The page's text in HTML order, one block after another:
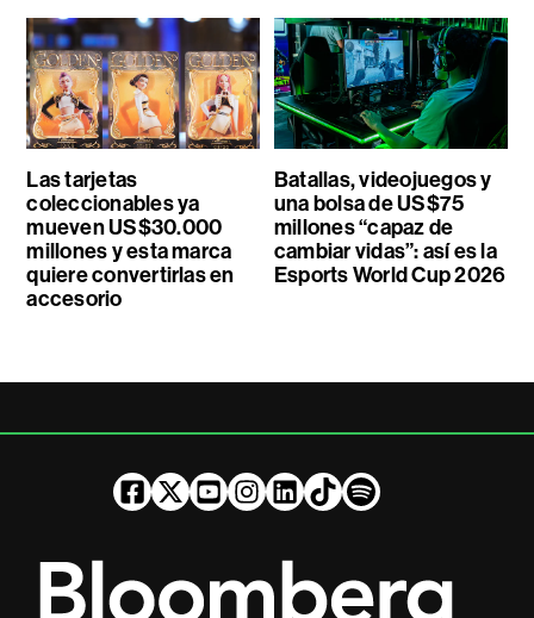
Las tarjetas
coleccionables ya
mueven US$30.000
millones y esta marca
quiere convertirlas en
accesorio
Batallas, videojuegos y
una bolsa de US$75
millones “capaz de
cambiar vidas”: así es la
Esports World Cup 2026